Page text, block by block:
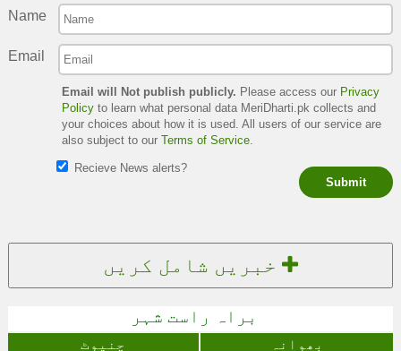
Name
Email
Email will Not publish publicly. Please access our Privacy
Policyto learn what personal data MeriDharti.pk collects and
your choices about how it is used. All users of our service are
also subject to our Terms of Service.
Recieve News alerts?
Submit
خبریں شامل کریں
براہ راست شہر
بھوانہ
چنیوٹ